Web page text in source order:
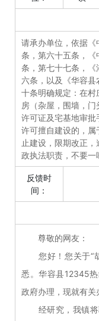
请承办单位，依据
条，第六十五条，《
条，第七十七条，
六条，以及《华容
十条明确规定：在
房（杂屋，围墙，
许可证及宅基地审
许可擅自建设的，
止建设，限期改正
政执法职责，不要一
反馈时
间：
尊敬的网友：
您好！您关于“胡
悉。华容县12345
政府办理，现就有关
经研究，我镇将